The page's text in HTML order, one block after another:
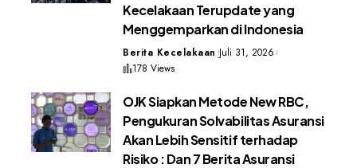
Kecelakaan Terupdate yang
Menggemparkan di Indonesia
Berita Kecelakaan Juli 31, 2026
178 Views
OJK Siapkan Metode New RBC,
Pengukuran Solvabilitas Asuransi
Akan Lebih Sensitif terhadap
Risiko : Dan 7 Berita Asuransi